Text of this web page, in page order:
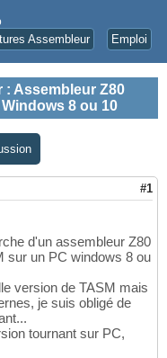
Assembleur Emploi
: Assembleur Z80
8 ou 10
#1
d'un assembleur Z80
sur un PC windows 8 ou
version de TASM mais
je suis obligé de
tournant sur PC,